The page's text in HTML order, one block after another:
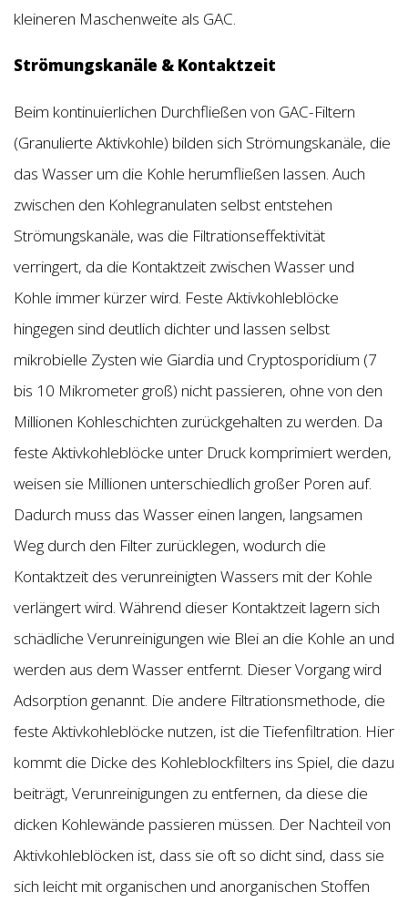
kleineren Maschenweite als GAC.
Strömungskanäle & Kontaktzeit
Beim kontinuierlichen Durchfließen von GAC-Filtern
(Granulierte Aktivkohle) bilden sich Strömungskanäle, die
das Wasser um die Kohle herumfließen lassen. Auch
zwischen den Kohlegranulaten selbst entstehen
Strömungskanäle, was die Filtrationseffektivität
verringert, da die Kontaktzeit zwischen Wasser und
Kohle immer kürzer wird. Feste Aktivkohleblöcke
hingegen sind deutlich dichter und lassen selbst
mikrobielle Zysten wie Giardia und Cryptosporidium (7
bis 10 Mikrometer groß) nicht passieren, ohne von den
Millionen Kohleschichten zurückgehalten zu werden. Da
feste Aktivkohleblöcke unter Druck komprimiert werden,
weisen sie Millionen unterschiedlich großer Poren auf.
Dadurch muss das Wasser einen langen, langsamen
Weg durch den Filter zurücklegen, wodurch die
Kontaktzeit des verunreinigten Wassers mit der Kohle
verlängert wird. Während dieser Kontaktzeit lagern sich
schädliche Verunreinigungen wie Blei an die Kohle an und
werden aus dem Wasser entfernt. Dieser Vorgang wird
Adsorption genannt. Die andere Filtrationsmethode, die
feste Aktivkohleblöcke nutzen, ist die Tiefenfiltration. Hier
kommt die Dicke des Kohleblockfilters ins Spiel, die dazu
beiträgt, Verunreinigungen zu entfernen, da diese die
dicken Kohlewände passieren müssen. Der Nachteil von
Aktivkohleblöcken ist, dass sie oft so dicht sind, dass sie
sich leicht mit organischen und anorganischen Stoffen